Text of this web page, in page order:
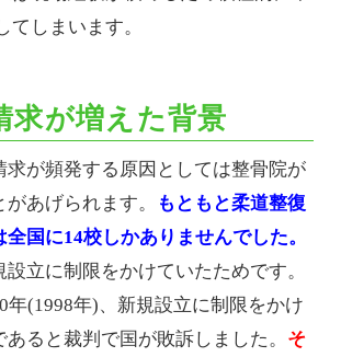
てしまいます。
求が増えた背景
求が頻発する原因としては整骨院が
あげられます。
もともと柔道整復
国に14校しかありませんでした。
立に制限をかけていたためです。
年(1998年)、新規設立に制限をかけ
ると裁判で国が敗訴しました。 そ